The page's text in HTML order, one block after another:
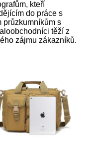
kteří
do práce s
průzkumníkům s
těží z
zájmu zákazníků.